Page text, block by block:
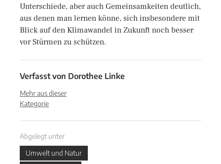
Unterschiede, aber auch Gemeinsamkeiten deutlich,
aus denen man lernen könne, sich insbesondere mit
Blick auf den Klimawandel in Zukunft noch besser
vor Stürmen zu schützen.
Verfasst von Dorothee Linke
Mehr aus dieser
Kategorie
Abgelegt unter
Umwelt und Natur